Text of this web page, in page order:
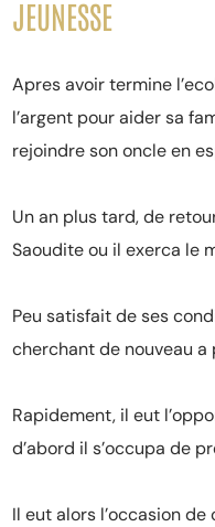
JEUNESSE
Apres avoir termine
l’argent pour aider sa
rejoindre son oncle en
Un an plus tard, de
Saoudite ou il exerca le
Peu satisfait de ses
cherchant de nouveau a
Rapidement, il eut
d’abord il s’occupa de
Il eut alors l’occasion